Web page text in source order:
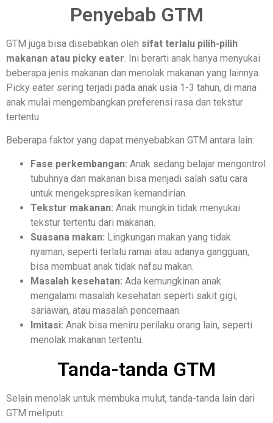
Penyebab GTM
GTM juga bisa disebabkan oleh sifat terlalu pilih-pilih
makanan atau picky eater . Ini berarti anak hanya menyukai
beberapa jenis makanan dan menolak makanan yang lainnya.
Picky eater sering terjadi pada anak usia 1-3 tahun, di mana
anak mulai mengembangkan preferensi rasa dan tekstur
tertentu.
Beberapa faktor yang dapat menyebabkan GTM antara lain:
Fase perkembangan: Anak sedang belajar mengontrol
tubuhnya dan makanan bisa menjadi salah satu cara
untuk mengekspresikan kemandirian.
Tekstur makanan: Anak mungkin tidak menyukai
tekstur tertentu dari makanan.
Suasana makan: Lingkungan makan yang tidak
nyaman, seperti terlalu ramai atau adanya gangguan,
bisa membuat anak tidak nafsu makan.
Masalah kesehatan: Ada kemungkinan anak
mengalami masalah kesehatan seperti sakit gigi,
sariawan, atau masalah pencernaan.
Imitasi: Anak bisa meniru perilaku orang lain, seperti
menolak makanan tertentu.
Tanda-tanda GTM
Selain menolak untuk membuka mulut, tanda-tanda lain dari
GTM meliputi: